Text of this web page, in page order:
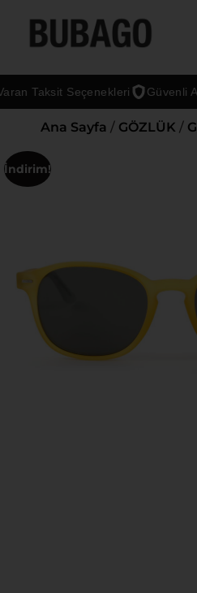
Taksit Seçenekleri Güvenli
Ana Sayfa / GÖZLÜK /
İndirim!